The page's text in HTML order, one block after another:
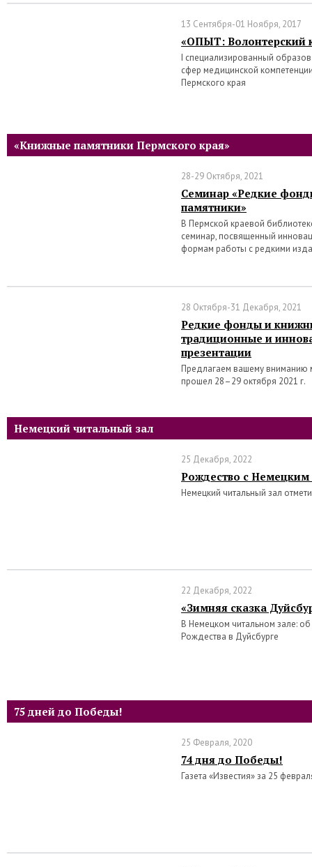
13 Сентября-01 Ноября, 2017
«ОПЫТ: Волонтерский
I специализированный
сфер медицинской
Пермского края
«Книжные памятники Пермского края»
28-29 Октября, 2021
Семинар «Редкие
памятники»
В Пермской краевой
семинар, посвященный
формам работы с редкими
28 Октября-31 Декабря, 2021
Редкие фонды и
традиционные и
презентации
Предлагаем вашему вниманию
прошел 28–29 октября 2021 г.
Немецкий читальный зал
25 Декабря, 2022
Рождество с Немецким
Немецкий читальный зал
22 Декабря, 2022
«Зимняя сказка
В Немецком читальном зале:
Рождества в Дуйсбурге
75 дней до Победы!
25 Февраля, 2020
74 дня до Победы!
Газета «Известия» за 25